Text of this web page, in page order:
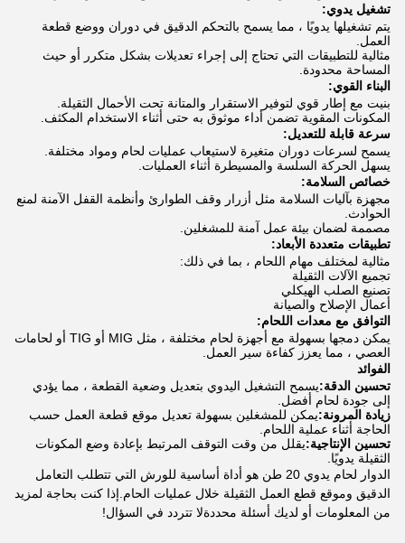
تشغيل يدوي:
يتم تشغيلها يدويًا ، مما يسمح بالتحكم الدقيق في دوران ووضع قطعة
العمل.
مثالية للتطبيقات التي تحتاج إلى إجراء تعديلات بشكل متكرر أو حيث
المساحة محدودة.
البناء القوي:
بنيت مع إطار قوي لتوفير الاستقرار والمتانة تحت الأحمال الثقيلة.
المكونات المقوية تضمن أداء موثوق به حتى أثناء الاستخدام المكثف.
سرعة قابلة للتعديل:
يسمح لسرعات دوران متغيرة لاستيعاب عمليات لحام ومواد مختلفة.
يسهل الحركة السلسة والمسيطرة أثناء العمليات.
خصائص السلامة:
مجهزة بآليات السلامة مثل أزرار وقف الطوارئ وأنظمة القفل الآمنة لمنع
الحوادث.
مصممة لضمان بيئة عمل آمنة للمشغلين.
تطبيقات متعددة الأبعاد:
مثالية لمختلف مهام اللحام ، بما في ذلك:
تجميع الآلات الثقيلة
تصنيع الصلب الهيكلي
أعمال الإصلاح والصيانة
التوافق مع معدات اللحام:
يمكن دمجها بسهولة مع أجهزة لحام مختلفة ، مثل MIG أو TIG أو لحامات
العصي ، مما يعزز كفاءة سير العمل.
الفوائد
تحسين الدقة:يسمح التشغيل اليدوي بتعديل وضعية القطعة ، مما يؤدي
إلى جودة لحام أفضل.
زيادة المرونة:يمكن للمشغلين بسهولة تعديل موقع قطعة العمل حسب
الحاجة أثناء عملية اللحام.
تحسين الإنتاجية:يقلل من وقت التوقف المرتبط بإعادة وضع المكونات
الثقيلة يدويًا.
الدوار لحام يدوي 20 طن هو أداة أساسية للورش التي تتطلب التعامل
الدقيق وموقع قطع العمل الثقيلة خلال عمليات الحام.إذا كنت بحاجة لمزيد
من المعلومات أو لديك أسئلة محددةلا تتردد في السؤال!